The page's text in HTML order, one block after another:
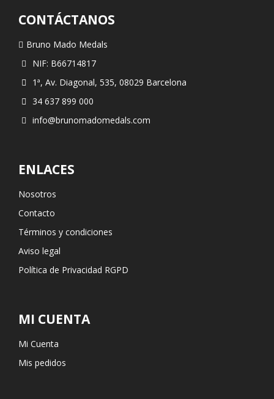
CONTÁCTANOS
Bruno Mado Medals
NIF: B66714817
1ª, Av. Diagonal, 535, 08029 Barcelona
34 637 899 000
info@brunomadomedals.com
ENLACES
Nosotros
Contacto
Términos y condiciones
Aviso legal
Política de Privacidad RGPD
MI CUENTA
Mi Cuenta
Mis pedidos